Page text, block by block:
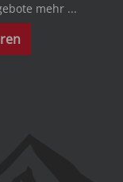
mehr ...